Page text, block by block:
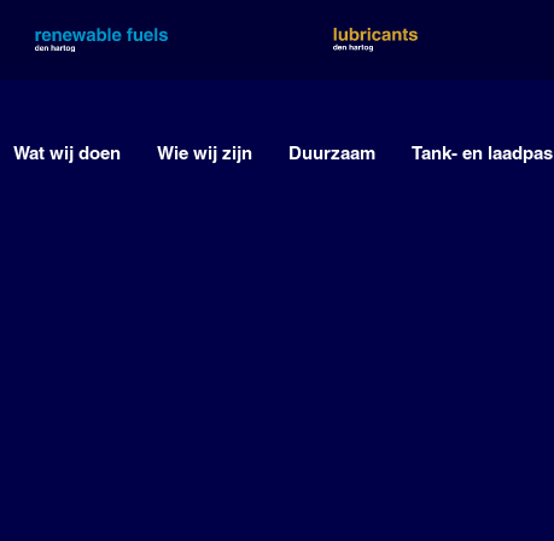
Wat wij doen Wie wij zijn Duurzaam Tank- en laadpas